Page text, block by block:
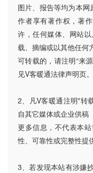
图片、报告等均为本
作者享有著作权，著
许，任何媒体、网站
载、摘编或以其他任何
可转载的，请注明“来
见V客暖通法律声明页。
2、凡V客暖通注明"转
自其它媒体或企业供稿
更多信息，不代表本
性、可靠性或完整性提
3、若发现本站有涉嫌